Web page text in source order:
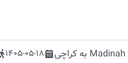
Madinah به کراچی 1405-05-18